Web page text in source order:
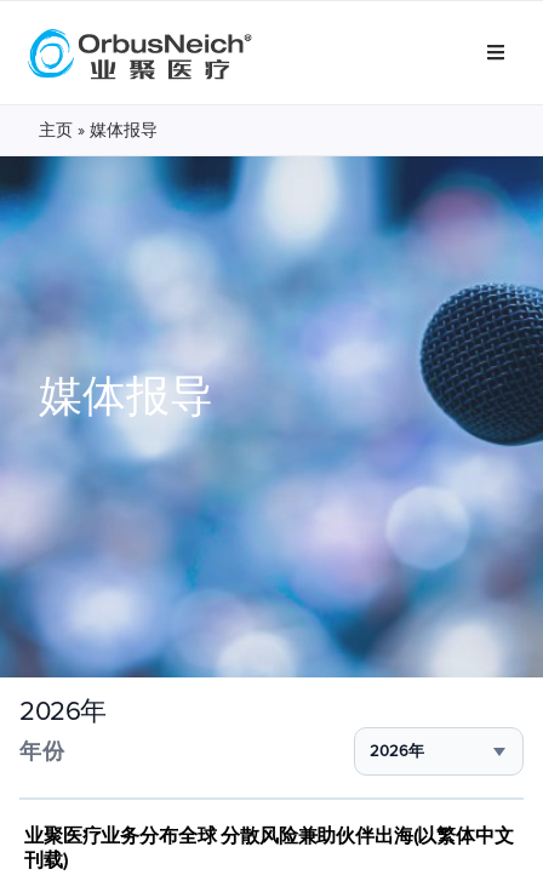
主页 » 媒体报导
媒体报导
2026年
年份
业聚医疗业务分布全球 分散风险兼助伙伴出海(以繁体中文
刊载)